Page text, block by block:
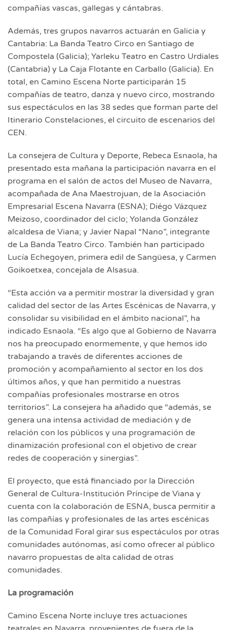
compañías vascas, gallegas y cántabras.
Además, tres grupos navarros actuarán en Galicia y
Cantabria: La Banda Teatro Circo en Santiago de
Compostela (Galicia); Yarleku Teatro en Castro Urdiales
(Cantabria) y La Caja Flotante en Carballo (Galicia). En
total, en Camino Escena Norte participarán 15
compañías de teatro, danza y nuevo circo, mostrando
sus espectáculos en las 38 sedes que forman parte del
Itinerario Constelaciones, el circuito de escenarios del
CEN.
La consejera de Cultura y Deporte, Rebeca Esnaola, ha
presentado esta mañana la participación navarra en el
programa en el salón de actos del Museo de Navarra,
acompañada de Ana Maestrojuan, de la Asociación
Empresarial Escena Navarra (ESNA); Diégo Vázquez
Meizoso, coordinador del ciclo; Yolanda González
alcaldesa de Viana; y Javier Napal “Nano”, integrante
de La Banda Teatro Circo. También han participado
Lucía Echegoyen, primera edil de Sangüesa, y Carmen
Goikoetxea, concejala de Alsasua.
“Esta acción va a permitir mostrar la diversidad y gran
calidad del sector de las Artes Escénicas de Navarra, y
consolidar su visibilidad en el ámbito nacional”, ha
indicado Esnaola. “Es algo que al Gobierno de Navarra
nos ha preocupado enormemente, y que hemos ido
trabajando a través de diferentes acciones de
promoción y acompañamiento al sector en los dos
últimos años, y que han permitido a nuestras
compañías profesionales mostrarse en otros
territorios”. La consejera ha añadido que “además, se
genera una intensa actividad de mediación y de
relación con los públicos y una programación de
dinamización profesional con el objetivo de crear
redes de cooperación y sinergias”.
El proyecto, que está financiado por la Dirección
General de Cultura-Institución Príncipe de Viana y
cuenta con la colaboración de ESNA, busca permitir a
las compañías y profesionales de las artes escénicas
de la Comunidad Foral girar sus espectáculos por otras
comunidades autónomas, así como ofrecer al público
navarro propuestas de alta calidad de otras
comunidades.
La programación
Camino Escena Norte incluye tres actuaciones